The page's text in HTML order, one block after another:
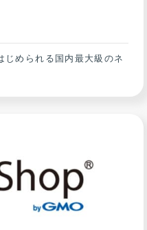
じめられる国内最大級のネ